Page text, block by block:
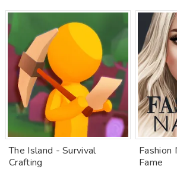
The Island - Survival
Crafting
Fashion
Fame